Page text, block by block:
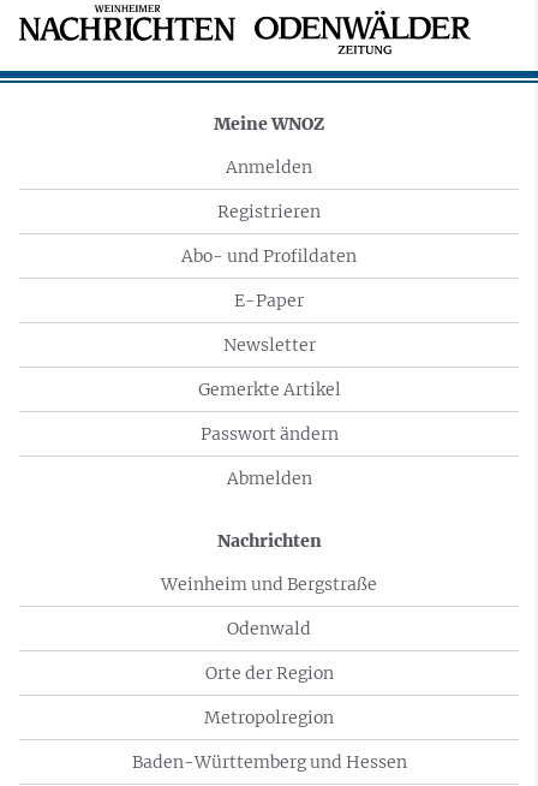
Meine WNOZ
Anmelden
Registrieren
Abo- und Profildaten
E-Paper
Newsletter
Gemerkte Artikel
Passwort ändern
Abmelden
Nachrichten
Weinheim und Bergstraße
Odenwald
Orte der Region
Metropolregion
Baden-Württemberg und Hessen